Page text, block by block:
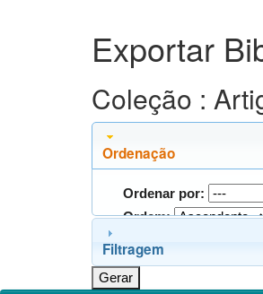
Exportar
Coleção :
Ordenação
Ordenar por:
Ordem:
Filtragem